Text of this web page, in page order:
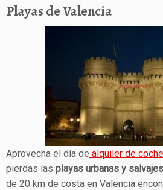
Playas de Valencia
Aprovecha el día de alquiler de
pierdas las playas urbanas y
de 20 km de costa en Valencia